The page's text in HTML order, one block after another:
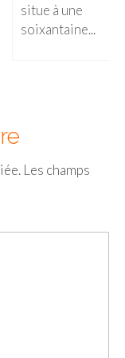
situe à une
soixantaine...
Les champs